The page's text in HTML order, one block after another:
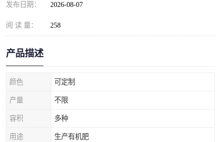
发布日期： 2026-08-07
阅 读 量： 258
产品描述
颜色 可定制
产量 不限
容积 多种
用途 生产有机肥